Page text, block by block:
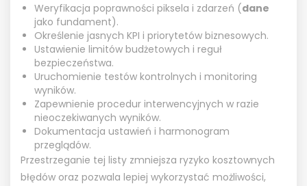
Weryfikacja poprawności piksela i zdarzeń (dane
jako fundament).
Określenie jasnych KPI i priorytetów biznesowych.
Ustawienie limitów budżetowych i reguł
bezpieczeństwa.
Uruchomienie testów kontrolnych i monitoring
wyników.
Zapewnienie procedur interwencyjnych w razie
nieoczekiwanych wyników.
Dokumentacja ustawień i harmonogram
przeglądów.
Przestrzeganie tej listy zmniejsza ryzyko kosztownych
błędów oraz pozwala lepiej wykorzystać możliwości,